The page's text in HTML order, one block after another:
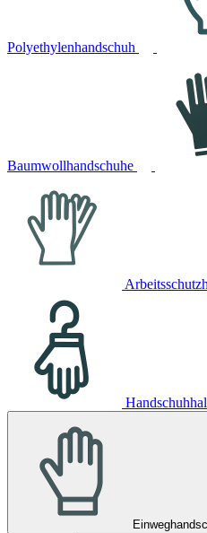
Polyethylenhandschuh
Baumwollhandschuhe